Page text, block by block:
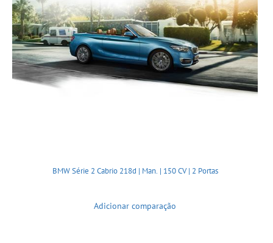
BMW Série 2 Cabrio 218d | Man. | 150 CV | 2 Portas
Adicionar comparação